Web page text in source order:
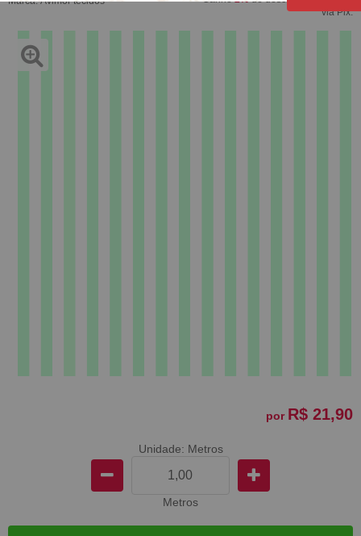
via Pix.
por R$ 21,90
Unidade: Metros
Metros